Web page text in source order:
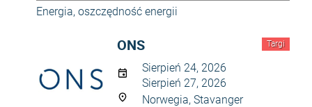
Energia, oszczędność energii
Targi
ONS
Sierpień 24, 2026
Sierpień 27, 2026
Norwegia, Stavanger